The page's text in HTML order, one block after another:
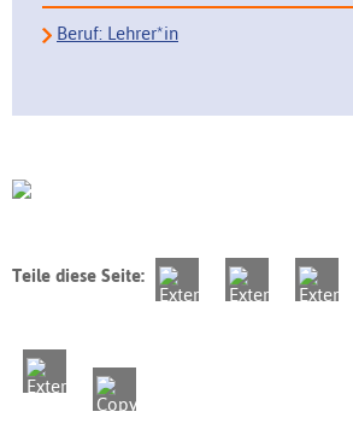
Beruf: Lehrer*in
Teile diese Seite: